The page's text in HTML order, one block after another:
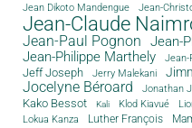
Jean Dikoto Mandengue Jean-
Jean-Claude
Jean-Paul Pognon
Jean-
Jean-Philippe Marthely
Jean-
Jeff Joseph Jerry Malekani
Jocelyne Béroard Jonathan
Kako Bessot Kali Klod Kiavué
Lokua Kanza
Luther François